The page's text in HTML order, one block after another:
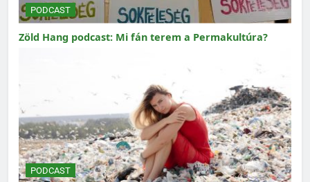
PODCAST
Zöld Hang podcast: Mi fán terem a Permakultúra?
PODCAST